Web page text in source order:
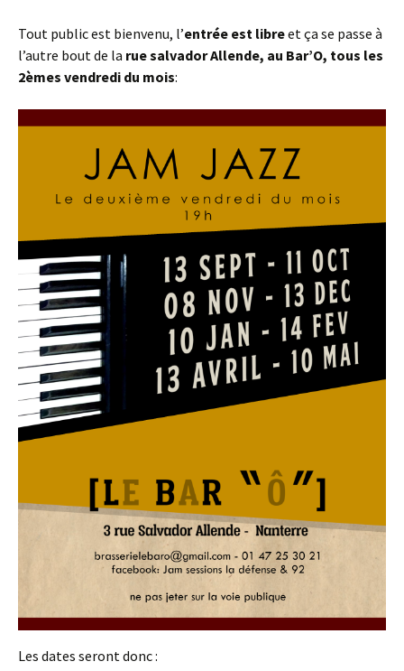
Tout public est bienvenu, l’entrée est libreet ça se passe à
l’autre bout de la rue salvador Allende, au Bar’O, tous les
2èmes vendredi du mois:
Les dates seront donc :